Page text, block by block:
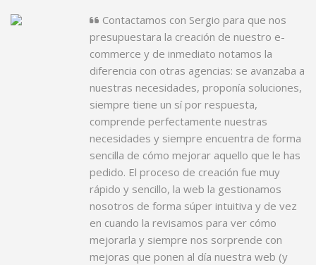
Contactamos con Sergio para que nos
presupuestara la creación de nuestro e-
commerce y de inmediato notamos la
diferencia con otras agencias: se avanzaba a
nuestras necesidades, proponía soluciones,
siempre tiene un sí por respuesta,
comprende perfectamente nuestras
necesidades y siempre encuentra de forma
sencilla de cómo mejorar aquello que le has
pedido. El proceso de creación fue muy
rápido y sencillo, la web la gestionamos
nosotros de forma súper intuitiva y de vez
en cuando la revisamos para ver cómo
mejorarla y siempre nos sorprende con
mejoras que ponen al día nuestra web (y